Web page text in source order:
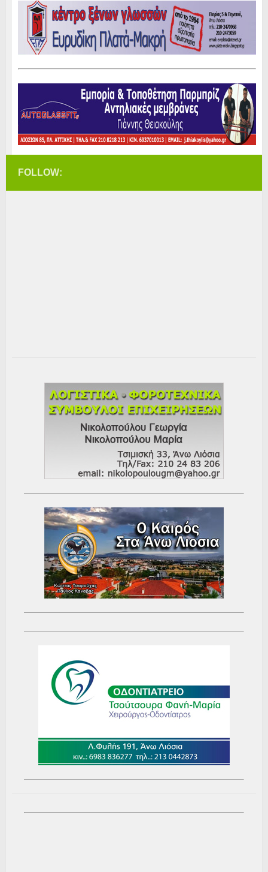
FOLLOW: